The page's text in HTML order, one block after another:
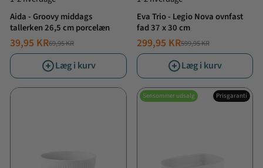
Aida - Groovy middags
tallerken 26,5 cm porcelæn
NORMALPRIS
69,95 KR
TILBUDSPRIS
39,95 KR
Læg i kurv
Eva Trio - Legio Nova ovnfast
fad 37 x 30 cm
NORMALPRIS599,95 KR
TILBUDSPRIS
299,95 KR
Læg i kurv
Sensommer udsalg Prisgaranti